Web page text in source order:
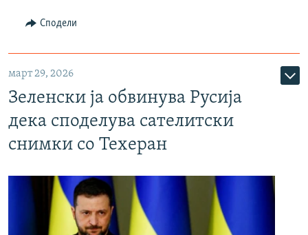
Сподели
март 29, 2026
Зеленски ја обвинува Русија
дека споделува сателитски
снимки со Техеран